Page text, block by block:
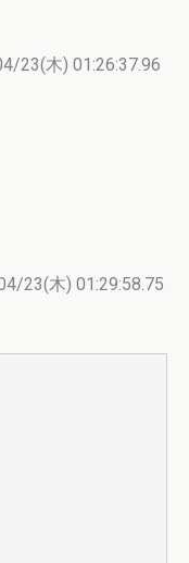
23(木) 01:26:37.96
23(木) 01:29:58.75